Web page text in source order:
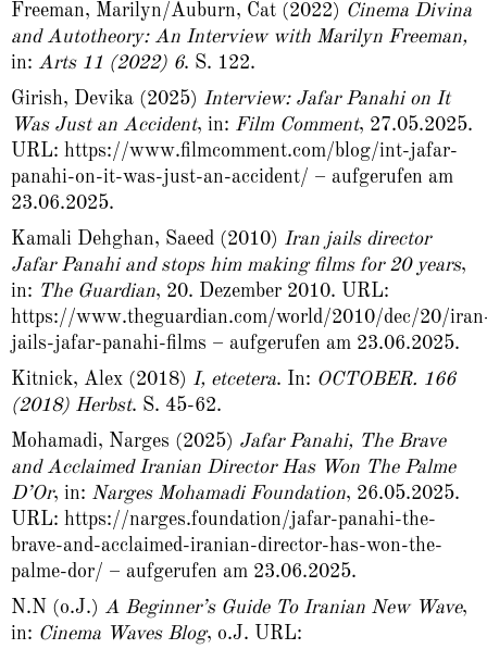
Freeman, Marilyn/Auburn, Cat (2022) Cinema Divina
and Autotheory: An Interview with Marilyn Freeman,
in: Arts 11 (2022) 6. S. 122.
Girish, Devika (2025) Interview: Jafar Panahi on It
Was Just an Accident, in: Film Comment, 27.05.2025.
URL: https://www.filmcomment.com/blog/int-jafar-
panahi-on-it-was-just-an-accident/ – aufgerufen am
23.06.2025.
Kamali Dehghan, Saeed (2010) Iran jails director
Jafar Panahi and stops him making films for 20 years,
in: The Guardian, 20. Dezember 2010. URL:
https://www.theguardian.com/world/2010/dec/20/
jails-jafar-panahi-films – aufgerufen am 23.06.2025.
Kitnick, Alex (2018) I, etcetera. In: OCTOBER. 166
(2018) Herbst. S. 45-62.
Mohamadi, Narges (2025) Jafar Panahi, The Brave
and Acclaimed Iranian Director Has Won The Palme
D’Or, in: Narges Mohamadi Foundation, 26.05.2025.
URL: https://narges.foundation/jafar-panahi-the-
brave-and-acclaimed-iranian-director-has-won-the-
palme-dor/ – aufgerufen am 23.06.2025.
N.N (o.J.) A Beginner’s Guide To Iranian New Wave,
in: Cinema Waves Blog, o.J. URL: